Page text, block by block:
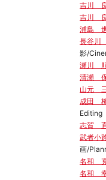
吉川
吉川
浦島
長谷川
影/
瀬川
清瀬
山元
成田
Editing
志賀
武者小
画/
名和
名和